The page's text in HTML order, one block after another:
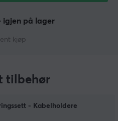
igjen på lager
kjøp
tilbehør
- Kabelholdere